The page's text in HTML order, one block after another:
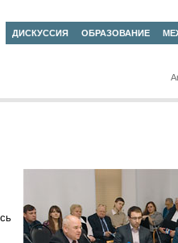
ДИСКУССИЯ ОБРАЗОВАНИЕ